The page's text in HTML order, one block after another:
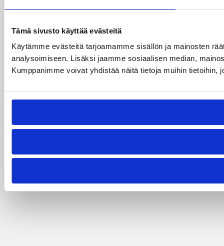
Tämä sivusto käyttää evästeitä
Käytämme evästeitä tarjoamamme sisällön ja mainosten
analysoimiseen. Lisäksi jaamme sosiaalisen median,
Kumppanimme voivat yhdistää näitä tietoja muihin tietoihin,